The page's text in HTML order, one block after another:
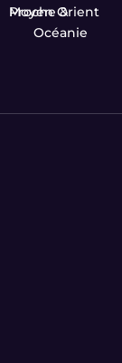
Proche & Moyen Orient
Océanie